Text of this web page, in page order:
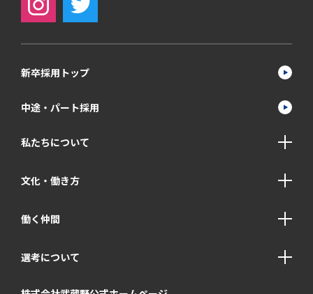
新卒採用トップ
中途・パート採用
私たちについて
文化・働き方
働く仲間
選考について